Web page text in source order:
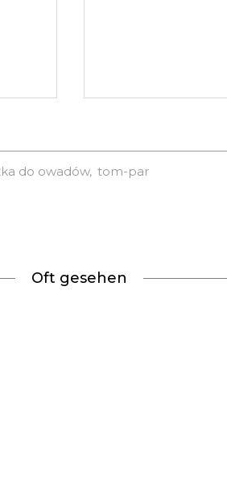
do owadów tom-par
Oft gesehen